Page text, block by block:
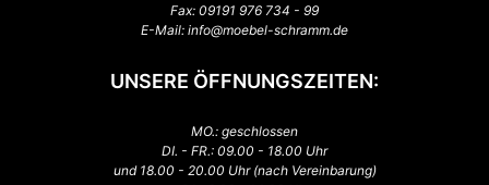
Fax: 09191 976 734 - 99
E-Mail: info@moebel-schramm.de
UNSERE ÖFFNUNGSZEITEN:
MO.: geschlossen
DI. - FR.: 09.00 - 18.00 Uhr
und 18.00 - 20.00 Uhr (nach Vereinbarung)